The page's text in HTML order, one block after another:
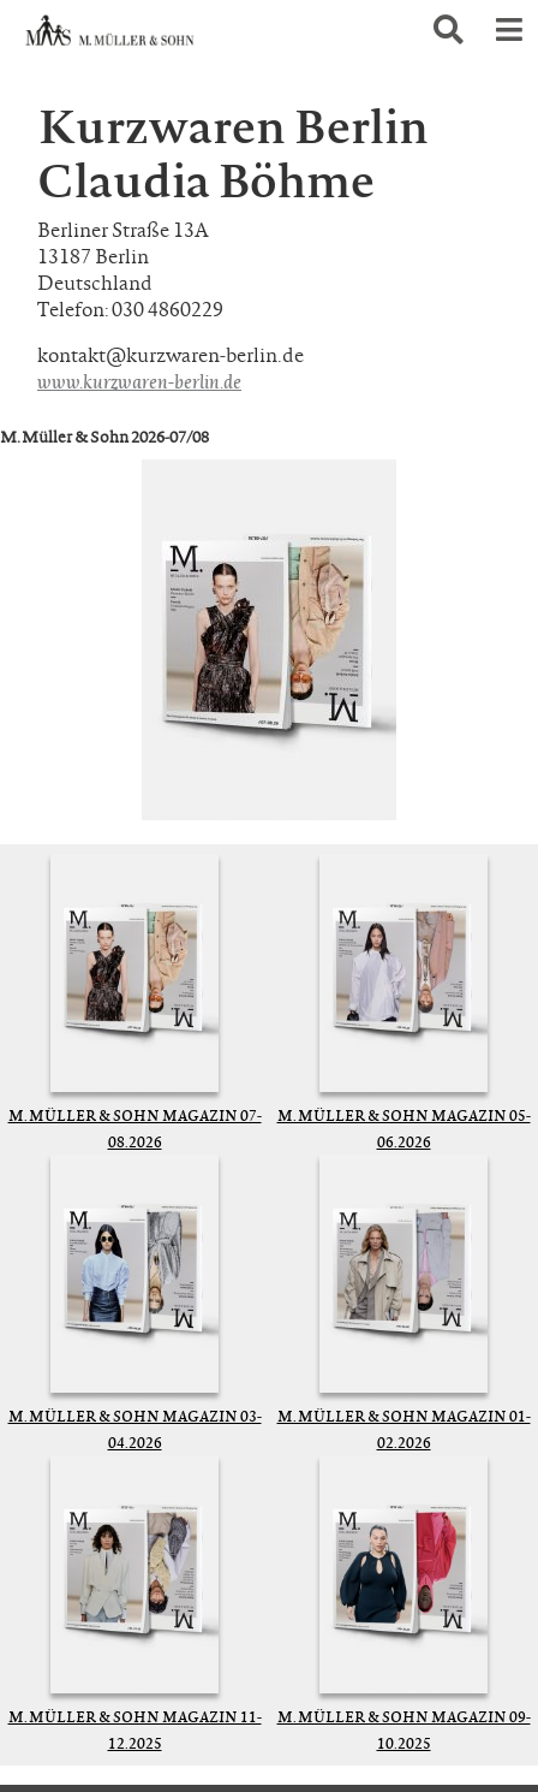
Kurzwaren Berlin
Claudia Böhme
Berliner Straße 13A
13187 Berlin
Deutschland
Telefon: 030 4860229
kontakt@kurzwaren-berlin.de
www.kurzwaren-berlin.de
M. Müller & Sohn 2026-07/08
M. MÜLLER & SOHN MAGAZIN 07-
08.2026
M. MÜLLER & SOHN MAGAZIN 05-
06.2026
M. MÜLLER & SOHN MAGAZIN 03-
04.2026
M. MÜLLER & SOHN MAGAZIN 01-
02.2026
M. MÜLLER & SOHN MAGAZIN 11-
12.2025
M. MÜLLER & SOHN MAGAZIN 09-
10.2025